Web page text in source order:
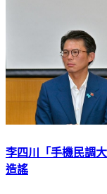
李四川「手機民調
造謠